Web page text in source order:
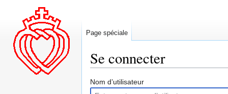
Se connecter
Aller
Aller
Nom d’utilisateur
Page spéciale